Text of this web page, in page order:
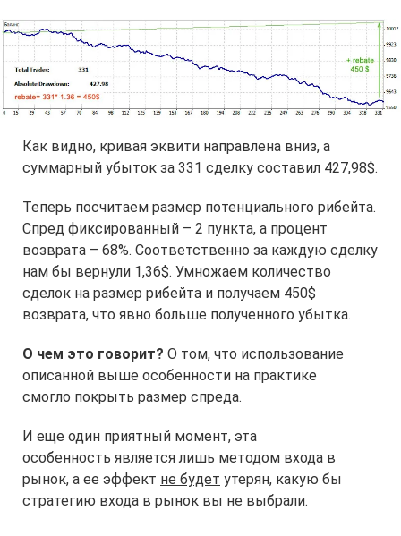
Как видно, кривая эквити направлена вниз, а
суммарный убыток за 331 сделку составил 427,98$.
Теперь посчитаем размер потенциального рибейта.
Спред фиксированный – 2 пункта, а процент
возврата – 68%. Соответственно за каждую сделку
нам бы вернули 1,36$. Умножаем количество
сделок на размер рибейта и получаем 450$
возврата, что явно больше полученного убытка.
О чем это говорит? О том, что использование
описанной выше особенности на практике
смогло покрыть размер спреда.
И еще один приятный момент, эта
особенность является лишь методом входа в
рынок, а ее эффект не будет утерян, какую бы
стратегию входа в рынок вы не выбрали.